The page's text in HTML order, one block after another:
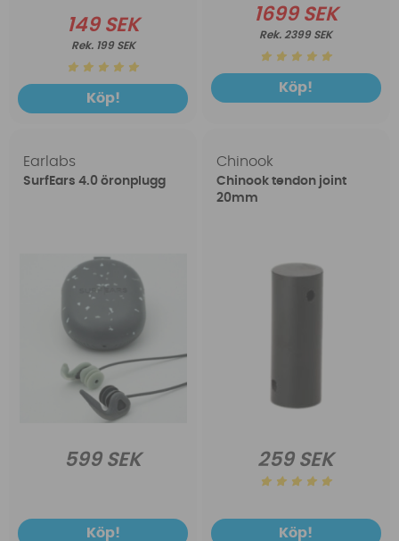
149 SEK
199 SEK
Köp!
1699 SEK
2399 SEK
Köp!
Earlabs
SurfEars 4.0 öronplugg
599 SEK
Köp!
Chinook
Chinook tendon joint
20mm
259 SEK
Köp!